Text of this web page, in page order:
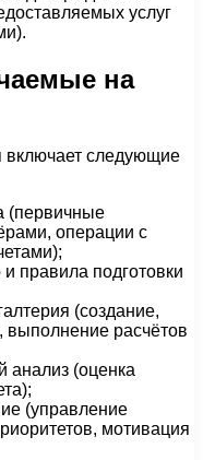
услуг
на
включает следующие
(первичные
операции с
и правила подготовки
(создание,
выполнение расчётов
анализ (оценка
(управление
мотивация